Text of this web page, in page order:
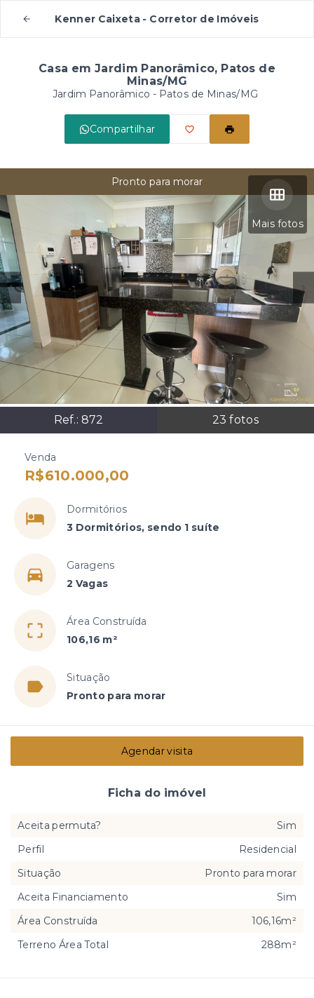
Kenner Caixeta - Corretor de Imóveis
Casa em Jardim Panorâmico, Patos de
Minas/MG
Jardim Panorâmico - Patos de Minas/MG
Compartilhar
Mais fotos
Ref.: 872 23 fotos
Pronto para morar
Venda
R$610.000,00
Dormitórios
3 Dormitórios, sendo 1 suíte
Garagens
2 Vagas
Área Construída
106,16 m²
Situação
Pronto para morar
Agendar visita
Ficha do imóvel
Aceita permuta?
Sim
Perfil
Residencial
Situação
Pronto para morar
Aceita Financiamento
Sim
Área Construída
106,16m²
Terreno Área Total
288m²